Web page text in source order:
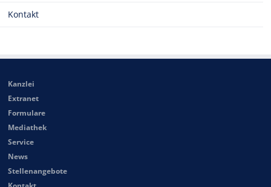
Kontakt
Kanzlei
Extranet
Formulare
Mediathek
Service
News
Stellenangebote